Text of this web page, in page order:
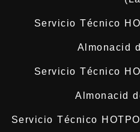
Servicio Técnico
Almonacid
Servicio Técnico
Almonacid
Servicio Técnico